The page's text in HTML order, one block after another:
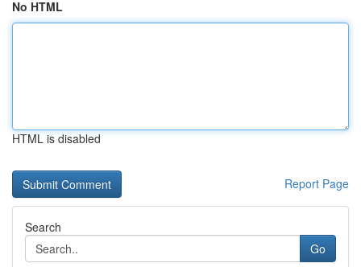
No HTML
HTML is disabled
Report Page
Search
Go